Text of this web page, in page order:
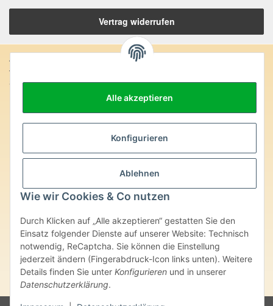
Alle akzeptieren
Konfigurieren
Ablehnen
Wie wir Cookies & Co nutzen
Durch Klicken auf „Alle akzeptieren“ gestatten Sie den
Einsatz folgender Dienste auf unserer Website: Technisch
notwendig, ReCaptcha. Sie können die Einstellung
jederzeit ändern (Fingerabdruck-Icon links unten). Weitere
Details finden Sie unter Konfigurieren und in unserer
Datenschutzerklärung.
Vertrag widerrufen
Anschrift:
SteinZeitOase
D-75391 Gechingen
Edelsteine und Mineralien werden im esoterischen Bereich
besondere Kräfte und Eigenschaften zugeordnet. Wir weisen
heilender Wirkungen (körperlich-seelisch-mental-geistig) einzelner
überlassenen Unterlagen bisher weder medizinisch anerkannt oder
wissenschaftlich nachweisbar sind. Die gemachten Angaben
beruhen ausschließlich auf Überlieferungen und langjähriger
Erfahrung. Unsere Produkte ersetzen nie den Besuch beim Arzt
oder Heilpraktiker und sind auch kein Medikamentenersatz. Auch
stellen unsere Angaben im ärztlichen Sinne keine Diagnose- oder
Therapieform dar.